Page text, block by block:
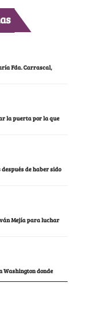
Fda. Carrascal,
la puerta por la que
de haber sido
Mejía para luchar
Washington donde